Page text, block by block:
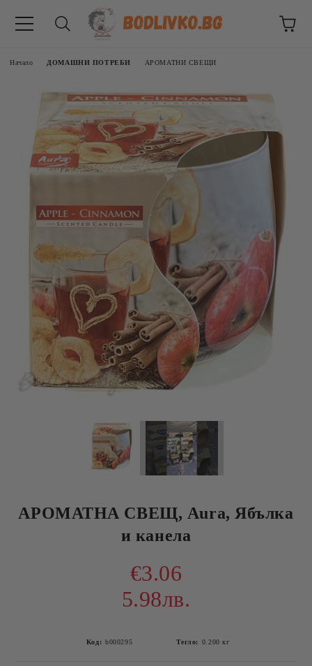
Начало ДОМАШНИ ПОТРЕБИ АРОМАТНИ СВЕЩИ
АРОМАТНА СВЕЩ, Aura, Ябълка
и канела
€3.06
5.98лв.
Код: b000295 Тегло: 0.200 кг